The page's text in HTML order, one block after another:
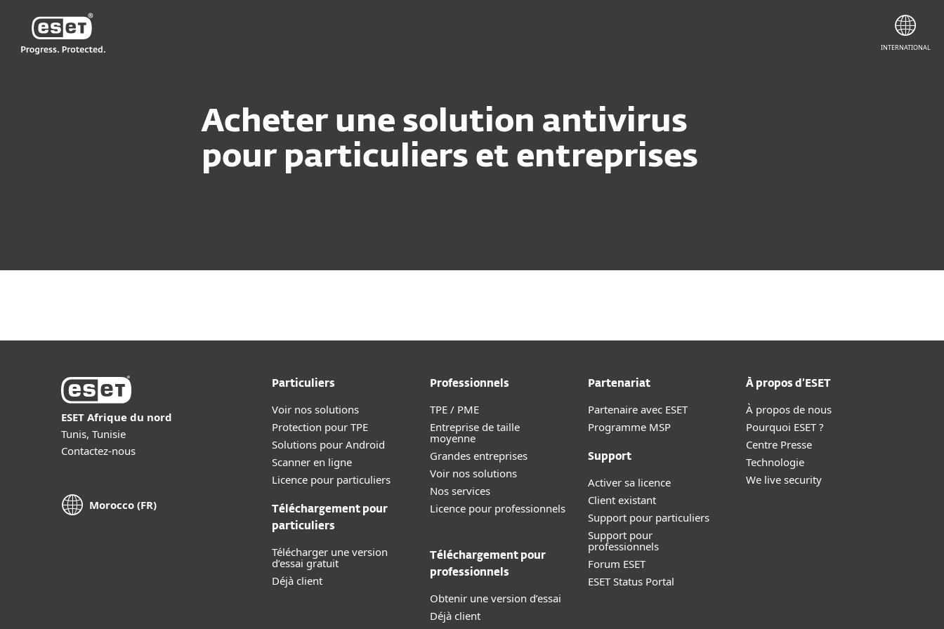
Acheter une solution antivirus
pour particuliers et entreprises
NA Acheter
ESET
INTERNATIONAL
ESET Afrique du nord
Tunis, Tunisie
Contactez-nous
Morocco (FR)
Particuliers
Voir nos solutions
Protection pour TPE
Solutions pour Android
Scanner en ligne
Licence pour particuliers
Téléchargement pour
particuliers
Télécharger une version
d’essai gratuit
Déjà client
Professionnels
TPE / PME
Entreprise de taille
moyenne
Grandes entreprises
Voir nos solutions
Nos services
Licence pour professionnels
Téléchargement pour
professionnels
Obtenir une version d’essai
Déjà client
Partenariat
Partenaire avec ESET
Programme MSP
Support
Activer sa licence
Client existant
Support pour particuliers
Support pour
professionnels
Forum ESET
ESET Status Portal
À propos d’ESET
À propos de nous
Pourquoi ESET ?
Centre Presse
Technologie
We live security